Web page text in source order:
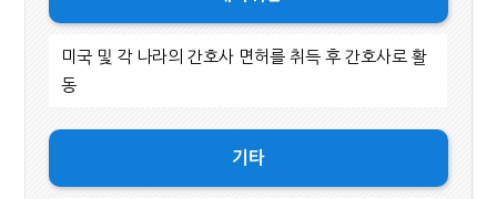
미국 및 각 나라의 간호사 면허를 취득 후 간호사로 활
동
기타